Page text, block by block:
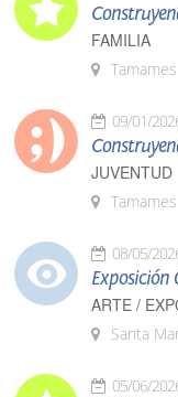
FAMILIA
Tamames
09/01/
JUVENTUD
Tamames
08/05/
Exposición
ARTE /
Santa
05/06/